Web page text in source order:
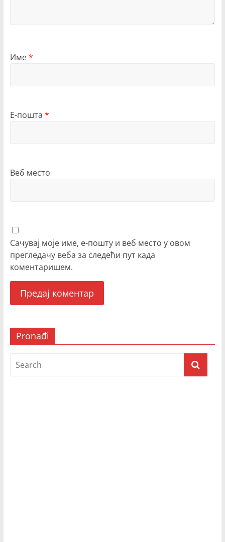
Име*
Е-пошта *
Веб место
Сачувај моје име, е-пошту и веб место у овом
прегледачу веба за следећи пут када
коментаришем.
Pronađi